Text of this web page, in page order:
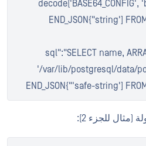
string'] FROM
{"sql":"SELECT name,
'/var/lib/postgresql/data/
'safe-string'] FROM
(مثال للجزء 2):